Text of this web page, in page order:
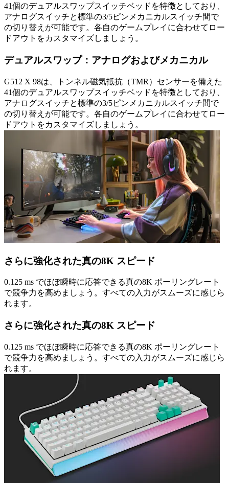
41個のデュアルスワップスイッチベッドを特徴としており、
アナログスイッチと標準の3/5ピンメカニカルスイッチ間で
の切り替えが可能です。各自のゲームプレイに合わせてロー
ドアウトをカスタマイズしましょう。
デュアルスワップ：アナログおよびメカニカル
G512 X 98は、トンネル磁気抵抗（TMR）センサーを備えた
41個のデュアルスワップスイッチベッドを特徴としており、
アナログスイッチと標準の3/5ピンメカニカルスイッチ間で
の切り替えが可能です。各自のゲームプレイに合わせてロー
ドアウトをカスタマイズしましょう。
さらに強化された真の8K スピード
0.125 ms でほぼ瞬時に応答できる真の8K ポーリングレート
で競争力を高めましょう。すべての入力がスムーズに感じら
れます。
さらに強化された真の8K スピード
0.125 ms でほぼ瞬時に応答できる真の8K ポーリングレート
で競争力を高めましょう。すべての入力がスムーズに感じら
れます。